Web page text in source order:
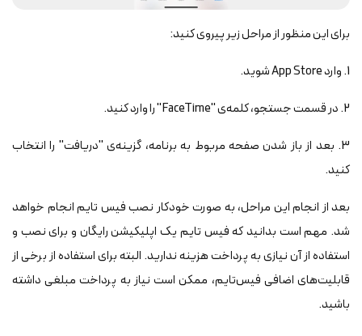
برای این منظور از مراحل زیر پیروی کنید:
1. وارد App Store شوید.
2. در قسمت جستجو، کلمه‌ی "FaceTime" را وارد کنید.
3. بعد از باز شدن صفحه مربوط به برنامه، گزینه‌ی "دریافت" را انتخاب
کنید.
بعد از انجام این مراحل، به صورت خودکار نصب فیس تایم انجام خواهد
شد. مهم است بدانید که فیس تایم یک اپلیکیشن رایگان و برای نصب و
استفاده از آن نیازی به پرداخت هزینه ندارید. البته برای استفاده از برخی از
قابلیت‌های اضافی فیس‌تایم، ممکن است نیاز به پرداخت مبلغی داشته
باشید.